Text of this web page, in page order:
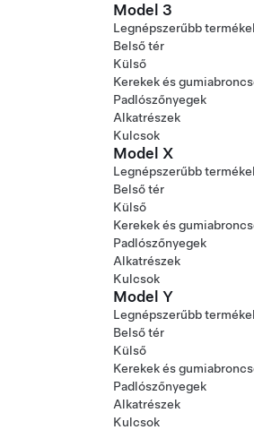
Model 3
Legnépszerűbb
Belső tér
Külső
Kerekek és
Padlószőnyegek
Alkatrészek
Kulcsok
Model X
Legnépszerűbb
Belső tér
Külső
Kerekek és
Padlószőnyegek
Alkatrészek
Kulcsok
Model Y
Legnépszerűbb
Belső tér
Külső
Kerekek és
Padlószőnyegek
Alkatrészek
Kulcsok